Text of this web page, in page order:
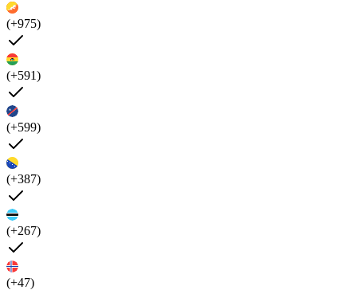
(+975)
(+591)
(+599)
(+387)
(+267)
(+47)